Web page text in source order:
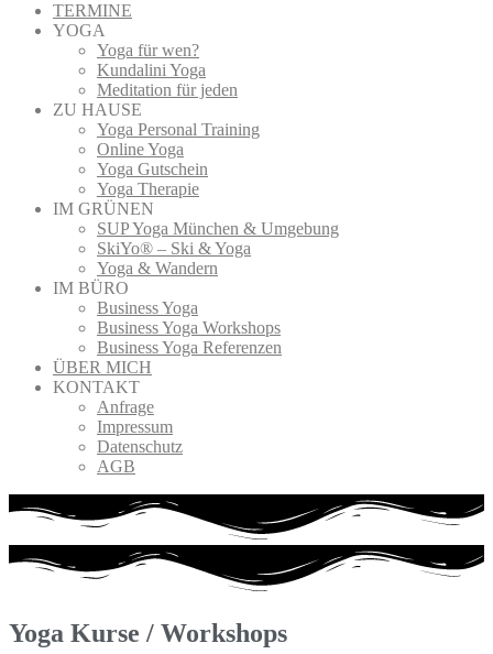
TERMINE
YOGA
Yoga für wen?
Kundalini Yoga
Meditation für jeden
ZU HAUSE
Yoga Personal Training
Online Yoga
Yoga Gutschein
Yoga Therapie
IM GRÜNEN
SUP Yoga München & Umgebung
SkiYo® – Ski & Yoga
Yoga & Wandern
IM BÜRO
Business Yoga
Business Yoga Workshops
Business Yoga Referenzen
ÜBER MICH
KONTAKT
Anfrage
Impressum
Datenschutz
AGB
Yoga Kurse / Workshops